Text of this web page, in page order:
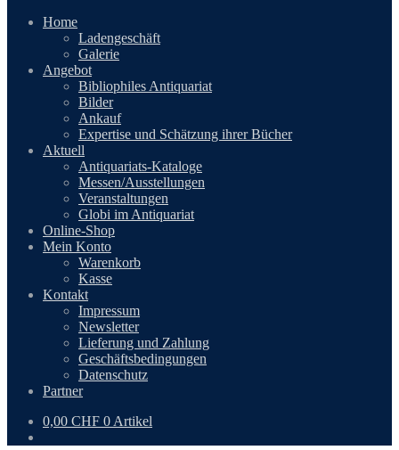
Home
Ladengeschäft
Galerie
Angebot
Bibliophiles Antiquariat
Bilder
Ankauf
Expertise und Schätzung ihrer Bücher
Aktuell
Antiquariats-Kataloge
Messen/Ausstellungen
Veranstaltungen
Globi im Antiquariat
Online-Shop
Mein Konto
Warenkorb
Kasse
Kontakt
Impressum
Newsletter
Lieferung und Zahlung
Geschäftsbedingungen
Datenschutz
Partner
0,00 CHF 0 Artikel